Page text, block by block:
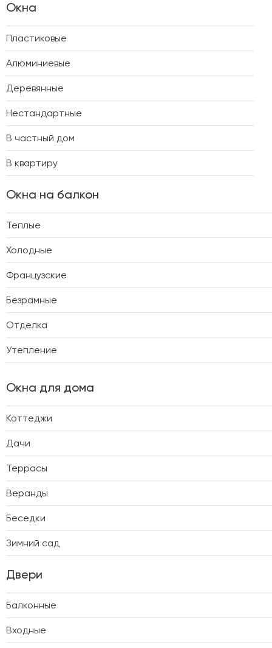
Окна
Пластиковые
Алюминиевые
Деревянные
Нестандартные
В частный дом
В квартиру
Окна на балкон
Теплые
Холодные
Французские
Безрамные
Отделка
Утепление
Окна для дома
Коттеджи
Дачи
Террасы
Веранды
Беседки
Зимний сад
Двери
Балконные
Входные